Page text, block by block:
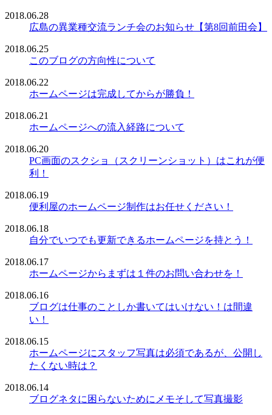
2018.06.28
広島の異業種交流ランチ会のお知らせ【第8回前田会】
2018.06.25
このブログの方向性について
2018.06.22
ホームページは完成してからが勝負！
2018.06.21
ホームページへの流入経路について
2018.06.20
PC画面のスクショ（スクリーンショット）はこれが便
利！
2018.06.19
便利屋のホームページ制作はお任せください！
2018.06.18
自分でいつでも更新できるホームページを持とう！
2018.06.17
ホームページからまずは１件のお問い合わせを！
2018.06.16
ブログは仕事のことしか書いてはいけない！は間違
い！
2018.06.15
ホームページにスタッフ写真は必須であるが、公開し
たくない時は？
2018.06.14
ブログネタに困らないためにメモそして写真撮影